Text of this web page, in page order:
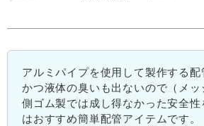
アルミパイプを使用して製作する配
かつ液体の臭いも出ないので（メッ
側ゴム製では成し得なかった安全性
はおすすめ簡単配管アイテムです。